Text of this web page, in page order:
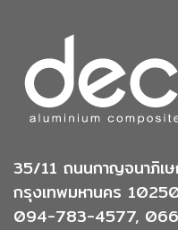
35/11 ถนนกาญจนาภิเษ
กรุงเทพมหานคร
094-783-4577,